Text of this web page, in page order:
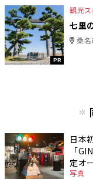
PR
観光
七里
桑名
日本
「
定オ
写真